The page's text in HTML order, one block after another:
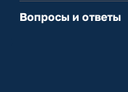
Вопросы и ответы